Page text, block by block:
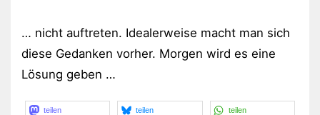
… nicht auftreten. Idealerweise macht man sich
diese Gedanken vorher. Morgen wird es eine
Lösung geben …
teilen teilen teilen